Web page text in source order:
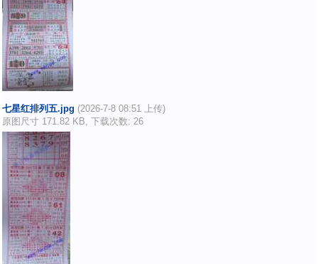
七星红排列五.jpg (2026-7-8 08:51 上传)
原图尺寸 171.82 KB, 下载次数: 26